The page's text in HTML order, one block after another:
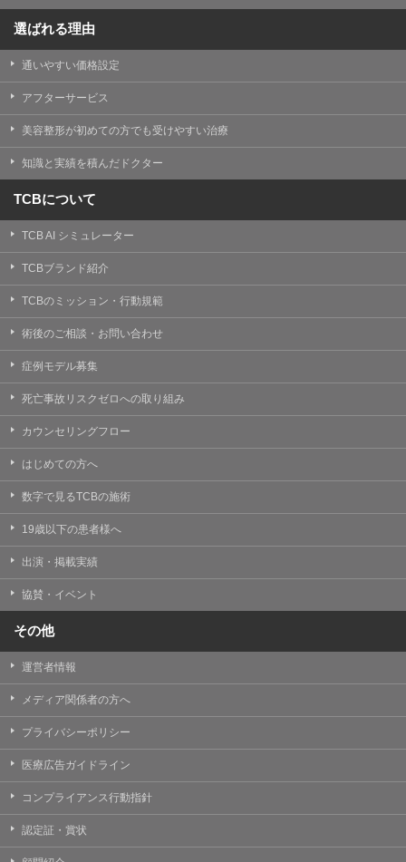
選ばれる理由
通いやすい価格設定
アフターサービス
美容整形が初めての方でも受けやすい治療
知識と実績を積んだドクター
TCBについて
TCB AI シミュレーター
TCBブランド紹介
TCBのミッション・行動規範
術後のご相談・お問い合わせ
症例モデル募集
死亡事故リスクゼロへの取り組み
カウンセリングフロー
はじめての方へ
数字で見るTCBの施術
19歳以下の患者様へ
出演・掲載実績
協賛・イベント
その他
運営者情報
メディア関係者の方へ
プライバシーポリシー
医療広告ガイドライン
コンプライアンス行動指針
認定証・賞状